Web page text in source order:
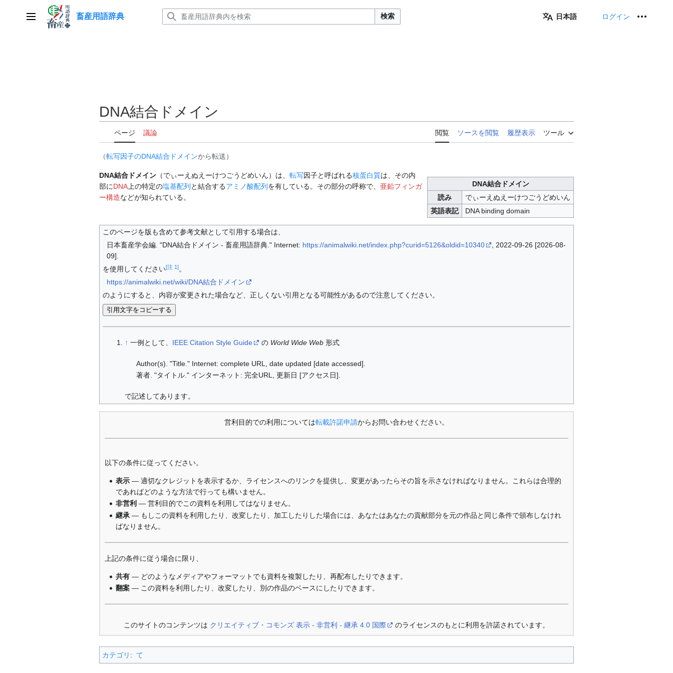
メインメニュー
畜産用語辞典 検索 日本語 ログイン
DNA結合ドメイン
ページ 議論 閲覧 ソースを閲覧 履歴表示 ツール
（転写因子のDNA結合ドメインから転送）
DNA結合ドメイン
読み
でぃーえぬえーけつごうどめいん
英語表記
DNA binding domain
DNA結合ドメイン （でぃーえぬえーけつごうどめいん）は、 転写因子と呼ばれる核蛋白質は、その内
部にDNA 上の特定の塩基配列 と結合するアミノ酸配列 を有している。その部分の呼称で、 亜鉛フィンガ
ー構造などが知られている。
このページを版も含めて参考文献として引用する場合は、
日本畜産学会編. "DNA結合ドメイン - 畜産用語辞典." Internet: https://animalwiki.net/index.php?curid=5126&oldid=10340
, 2022-09-26 [2026-08-
09].
を使用してください[注 1]。
https://animalwiki.net/wiki/DNA結合ドメイン
のようにすると、内容が変更された場合など、正しくない引用となる可能性があるので注意してください。
引用文字をコピーする
↑ 一例として、 IEEE Citation Style Guide の World Wide Web 形式
Author(s). "Title." Internet: complete URL, date updated [date accessed].
著者. "タイトル." インターネット: 完全URL, 更新日 [アクセス日].
で記述してあります。
営利目的での利用については転載許諾申請からお問い合わせください。
以下の条件に従ってください。
表示 — 適切なクレジットを表示するか、ライセンスへのリンクを提供し、変更があったらその旨を示さなければなりません。これらは合理的
であればどのような方法で行っても構いません。
非営利 — 営利目的でこの資料を利用してはなりません。
継承 — もしこの資料を利用したり、改変したり、加工したりした場合には、あなたはあなたの貢献部分を元の作品と同じ条件で頒布しなけれ
ばなりません。
上記の条件に従う場合に限り、
共有 — どのようなメディアやフォーマットでも資料を複製したり、再配布したりできます。
翻案 — この資料を利用したり、改変したり、別の作品のベースにしたりできます。
このサイトのコンテンツは クリエイティブ・コモンズ 表示 - 非営利 - 継承 4.0 国際 のライセンスのもとに利用を許諾されています。
カテゴリ : て